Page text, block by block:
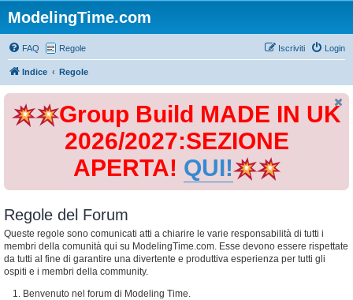
ModelingTime.com
FAQ Regole Login
Iscriviti
Indice Regole
Group Build MADE IN UK
2026/2027:SEZIONE
APERTA! QUI!
Regole del Forum
Queste regole sono comunicati atti a chiarire le varie responsabilità di tutti i
membri della comunità qui su ModelingTime.com. Esse devono essere rispettate
da tutti al fine di garantire una divertente e produttiva esperienza per tutti gli
ospiti e i membri della community.
Benvenuto nel forum di Modeling Time.